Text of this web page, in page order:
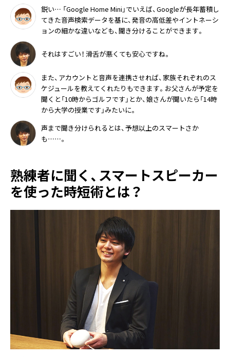
鋭い… 「Google Home Mini」でいえば、Googleが長年蓄積し
てきた音声検索データを基に、発音の高低差やイントネーシ
ョンの細かな違いなども、聞き分けることができます。
それはすごい！ 滑舌が悪くても安心ですね。
また、アカウントと音声を連携させれば、家族それぞれのス
ケジュールを教えてくれたりもできます。お父さんが予定を
聞くと「10時からゴルフです」とか、娘さんが聞いたら「14時
から大学の授業です」みたいに。
声まで聞き分けられるとは、予想以上のスマートさか
も……。
熟練者に聞く、スマートスピーカー
を使った時短術とは？